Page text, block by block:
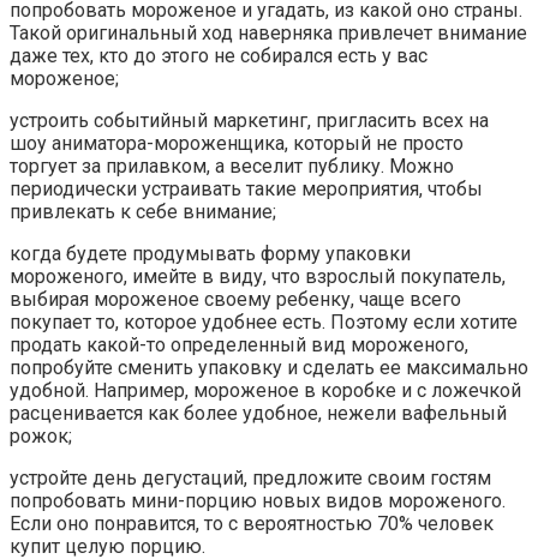
попробовать мороженое и угадать, из какой оно страны.
Такой оригинальный ход наверняка привлечет внимание
даже тех, кто до этого не собирался есть у вас
мороженое;
устроить событийный маркетинг, пригласить всех на
шоу аниматора-мороженщика, который не просто
торгует за прилавком, а веселит публику. Можно
периодически устраивать такие мероприятия, чтобы
привлекать к себе внимание;
когда будете продумывать форму упаковки
мороженого, имейте в виду, что взрослый покупатель,
выбирая мороженое своему ребенку, чаще всего
покупает то, которое удобнее есть. Поэтому если хотите
продать какой-то определенный вид мороженого,
попробуйте сменить упаковку и сделать ее максимально
удобной. Например, мороженое в коробке и с ложечкой
расценивается как более удобное, нежели вафельный
рожок;
устройте день дегустаций, предложите своим гостям
попробовать мини-порцию новых видов мороженого.
Если оно понравится, то с вероятностью 70% человек
купит целую порцию.